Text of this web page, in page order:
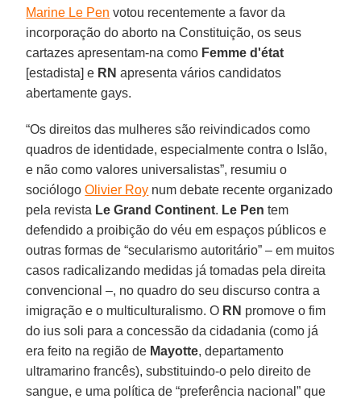
Marine Le Pen votou recentemente a favor da
incorporação do aborto na Constituição, os seus
cartazes apresentam-na como Femme d'état
[estadista] e RN apresenta vários candidatos
abertamente gays.
“Os direitos das mulheres são reivindicados como
quadros de identidade, especialmente contra o Islão,
e não como valores universalistas”, resumiu o
sociólogoOlivier Roy num debate recente organizado
pela revista Le Grand Continent. Le Pen tem
defendido a proibição do véu em espaços públicos e
outras formas de “secularismo autoritário” – em muitos
casos radicalizando medidas já tomadas pela direita
convencional –, no quadro do seu discurso contra a
imigração e o multiculturalismo. O RN promove o fim
do ius soli para a concessão da cidadania (como já
era feito na região de Mayotte, departamento
ultramarino francês), substituindo-o pelo direito de
sangue, e uma política de “preferência nacional” que